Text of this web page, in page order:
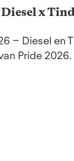
x
– Diesel en
Pride